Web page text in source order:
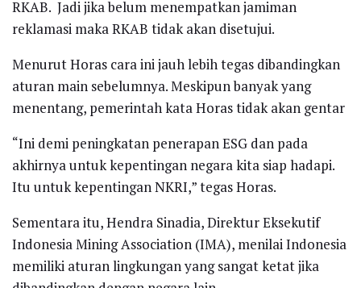
RKAB. Jadi jika belum menempatkan jamiman
reklamasi maka RKAB tidak akan disetujui.
Menurut Horas cara ini jauh lebih tegas dibandingkan
aturan main sebelumnya. Meskipun banyak yang
menentang, pemerintah kata Horas tidak akan gentar
“Ini demi peningkatan penerapan ESG dan pada
akhirnya untuk kepentingan negara kita siap hadapi.
Itu untuk kepentingan NKRI,” tegas Horas.
Sementara itu, Hendra Sinadia, Direktur Eksekutif
Indonesia Mining Association (IMA), menilai Indonesia
memiliki aturan lingkungan yang sangat ketat jika